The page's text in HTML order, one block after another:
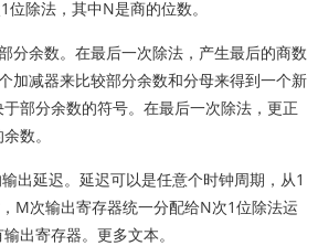
除法，其中N是商的位数。
分余数。在最后一次除法，产生最后的商数
加减器来比较部分余数和分母来得到一个新
部分余数的符号。在最后一次除法，更正
数。
出延迟。延迟可以是任意个时钟周期，从1
M次输出寄存器统一分配给N次1位除法运
出寄存器。更多文本。